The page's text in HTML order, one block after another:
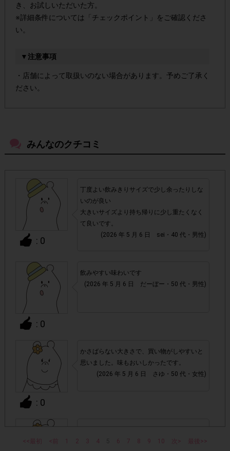
き、お試しいただいた方。
※詳細条件については「チェックポイント」をご確認くださ
い。
▼注意事項
・店舗によって取扱いのない場合があります。予めご了承く
ださい。
・スマートフォン、携帯電話、タブレットPCにつきまし
ます。
▼ポイント付与対象外
チェックポイントの条件を満たしていない場合
・1つのアンケートにつき、お1人様あたり複数回の参加が
確認された場合。
株式会社エクスクリエが運営する、レシートを活用したサ
ービスのモニター回答は、
の参加とさせていただいております。
・レシート画像に
「チェーン名」「店舗名」「電話番
号」「購入日時」「対象商品名」「購入個数」「価格」
の全てが記載されていない場合
▼レシート画像について
画像は、1つのアンケートにつき必ず1枚でお送りくだ
さい。
みんなのクチコミ
: 0
丁度よい飲みきりサイズで少し余ったりしな
いのが良い
大きいサイズより持ち帰りに少し重たくなく
て良いです。
(2026 年 5 月 6 日 sei・40 代・男性)
: 0
飲みやすい味わいです
(2026 年 5 月 6 日 だーぼー・50 代・男性)
: 0
かさばらない大きさで、買い物がしやすいと
思いました。味もおいしかったです。
(2026 年 5 月 6 日 さゆ・50 代・女性)
いい量でした。
<<最初 <前 1 2 3 4 6 7 8 9 10 次> 最後>>